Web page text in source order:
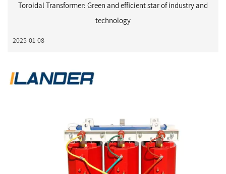
Toroidal Transformer: Green and efficient star of industry and
technology
2025-01-08